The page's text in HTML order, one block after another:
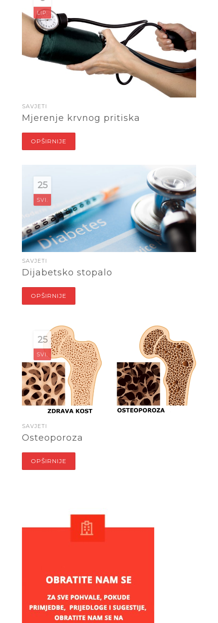
LIP.
SAVJETI
Mjerenje krvnog pritiska
OPŠIRNIJE
25
SVI.
SAVJETI
Dijabetsko stopalo
OPŠIRNIJE
25
SVI.
SAVJETI
Osteoporoza
OPŠIRNIJE